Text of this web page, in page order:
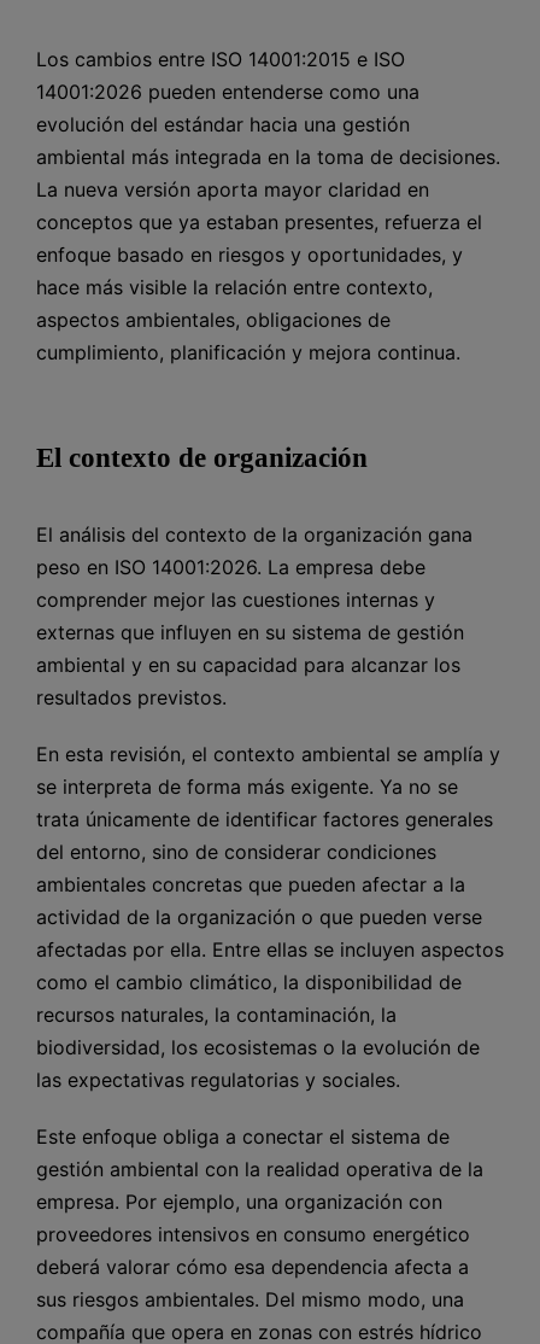
Los cambios entre ISO 14001:2015 e ISO
14001:2026 pueden entenderse como una
evolución del estándar hacia una gestión
ambiental más integrada en la toma de decisiones.
La nueva versión aporta mayor claridad en
conceptos que ya estaban presentes, refuerza el
enfoque basado en riesgos y oportunidades, y
hace más visible la relación entre contexto,
aspectos ambientales, obligaciones de
cumplimiento, planificación y mejora continua.
El contexto de organización
El análisis del contexto de la organización gana
peso en ISO 14001:2026. La empresa debe
comprender mejor las cuestiones internas y
externas que influyen en su sistema de gestión
ambiental y en su capacidad para alcanzar los
resultados previstos.
En esta revisión, el contexto ambiental se amplía y
se interpreta de forma más exigente. Ya no se
trata únicamente de identificar factores generales
del entorno, sino de considerar condiciones
ambientales concretas que pueden afectar a la
actividad de la organización o que pueden verse
afectadas por ella. Entre ellas se incluyen aspectos
como el cambio climático, la disponibilidad de
recursos naturales, la contaminación, la
biodiversidad, los ecosistemas o la evolución de
las expectativas regulatorias y sociales.
Este enfoque obliga a conectar el sistema de
gestión ambiental con la realidad operativa de la
empresa. Por ejemplo, una organización con
proveedores intensivos en consumo energético
deberá valorar cómo esa dependencia afecta a
sus riesgos ambientales. Del mismo modo, una
compañía que opera en zonas con estrés hídrico